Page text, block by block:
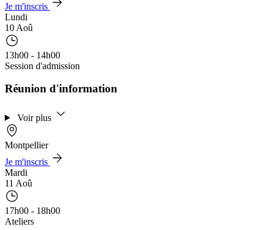
Je m'inscris
Lundi
10 Aoû
13h00 - 14h00
Session d'admission
Réunion d'information
Voir plus
Montpellier
Je m'inscris
Mardi
11 Aoû
17h00 - 18h00
Ateliers